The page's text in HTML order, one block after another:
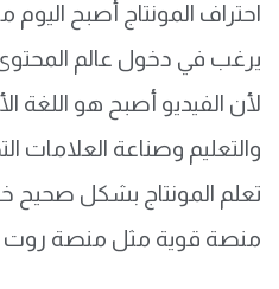
احتراف المونتاج أصبح
يرغب في دخول عالم
لأن الفيديو أصبح هو اللغة
والتعليم وصناعة العلامات
تعلم المونتاج بشكل صحيح
منصة قوية مثل منصة روت